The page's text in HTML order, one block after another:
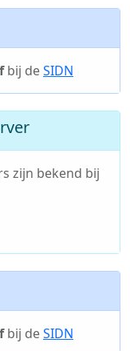
bij deSIDN
zijn bekend bij
bij deSIDN